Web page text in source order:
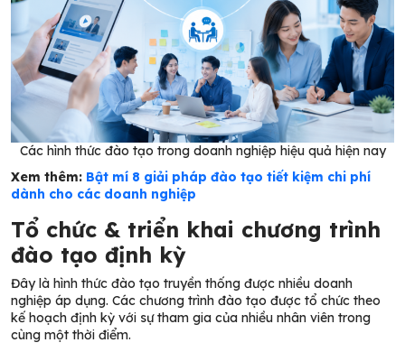
Các hình thức đào tạo trong doanh nghiệp hiệu quả hiện nay
Xem thêm: Bật mí 8 giải pháp đào tạo tiết kiệm chi phí
dành cho các doanh nghiệp
Tổ chức & triển khai chương trình
đào tạo định kỳ
Đây là hình thức đào tạo truyền thống được nhiều doanh
nghiệp áp dụng. Các chương trình đào tạo được tổ chức theo
kế hoạch định kỳ với sự tham gia của nhiều nhân viên trong
cùng một thời điểm.